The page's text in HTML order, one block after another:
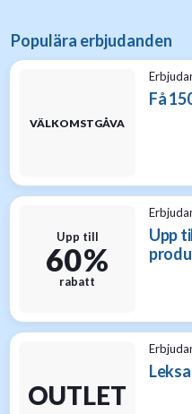
Populära erbjudanden
VÄLKOMSTGÅVA
Få
Upp till
60 %
rabatt
Upp
OUTLET